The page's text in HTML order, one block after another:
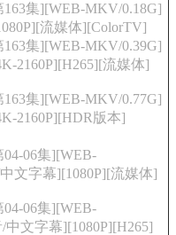
集][WEB-MKV/0.18G]
流媒体][ColorTV]
集][WEB-MKV/0.39G]
2160P][H265][流媒体]
集][WEB-MKV/0.77G]
2160P][HDR版本]
06集][WEB-
文字幕][1080P][流媒体]
06集][WEB-
文字幕][1080P][H265]